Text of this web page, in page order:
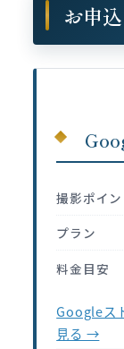
お申
撮影ポイ
プラン
料金目安
Googleス
見る →